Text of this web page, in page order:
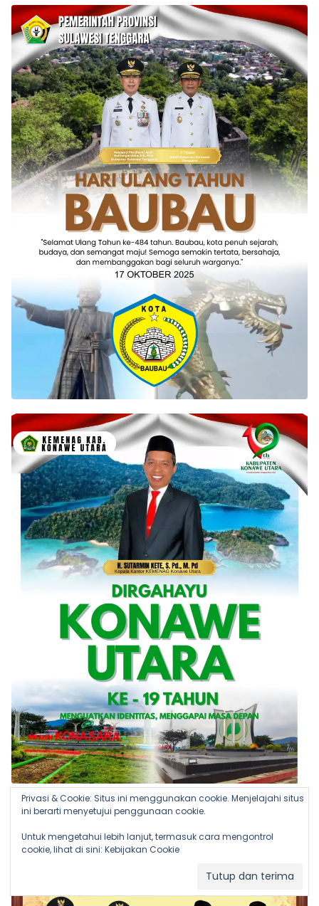
Privasi & Cookie: Situs ini menggunakan cookie. Menjelajahi situs
ini berarti menyetujui penggunaan cookie.
Untuk mengetahui lebih lanjut, termasuk cara mengontrol
cookie, lihat di sini: Kebijakan Cookie